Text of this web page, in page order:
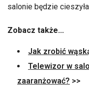
salonie będzie
Zobacz także...
Jak zrobić
Telewizor w
zaaranżować? >>